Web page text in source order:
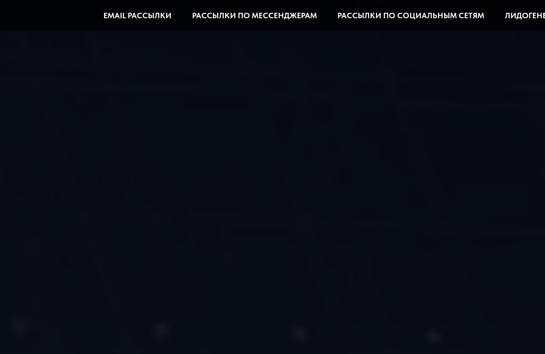
EMAIL РАССЫЛКИ РАССЫЛКИ ПО МЕССЕНДЖЕРАМ РАССЫЛКИ ПО СОЦИАЛЬНЫМ СЕТЯМ